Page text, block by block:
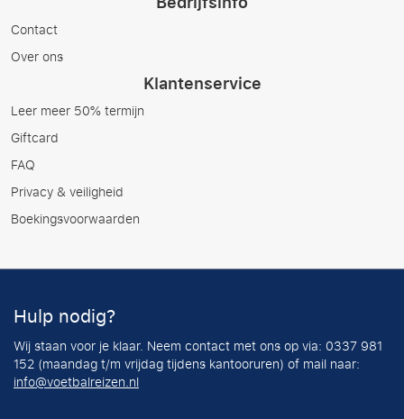
Contact
Over ons
Klantenservice
Leer meer 50% termijn
Giftcard
FAQ
Privacy & veiligheid
Boekingsvoorwaarden
Hulp nodig?
Wij staan voor je klaar. Neem contact met ons op via: 0337 981
152 (maandag t/m vrijdag tijdens kantooruren) of mail naar:
info@voetbalreizen.nl